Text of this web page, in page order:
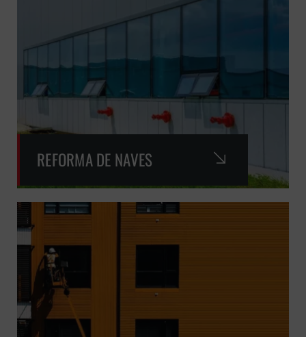
REFORMA DE NAVES